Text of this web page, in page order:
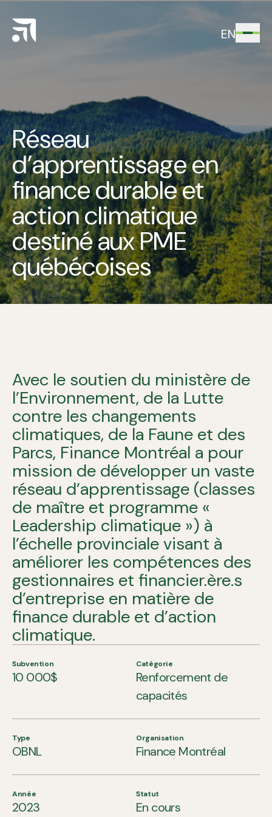
EN
Réseau
d’apprentissage en
finance durable et
action climatique
destiné aux PME
québécoises
Avec le soutien du ministère de
l’Environnement, de la Lutte
contre les changements
climatiques, de la Faune et des
Parcs, Finance Montréal a pour
mission de développer un vaste
réseau d’apprentissage (classes
de maître et programme «
Leadership climatique ») à
l’échelle provinciale visant à
améliorer les compétences des
gestionnaires et financier.ère.s
d’entreprise en matière de
finance durable et d’action
climatique.
Subvention
10 000$
Catégorie
Renforcement de
capacités
Type
OBNL
Organisation
Finance Montréal
Année
2023
Statut
En cours